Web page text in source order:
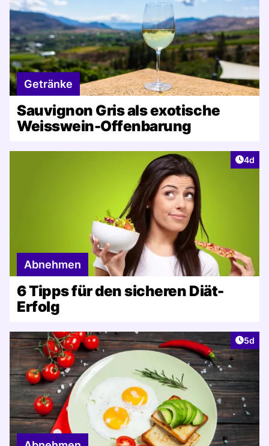
Getränke
Sauvignon Gris als exotische
Weisswein-Offenbarung
4d
Abnehmen
6 Tipps für den sicheren Diät-
Erfolg
5d